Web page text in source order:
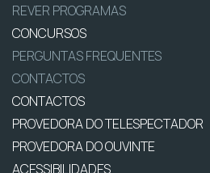
REVER PROGRAMAS
CONCURSOS
PERGUNTAS FREQUENTES
CONTACTOS
CONTACTOS
PROVEDORA DO TELESPECTADOR
PROVEDORA DO OUVINTE
ACESSIBILIDADES